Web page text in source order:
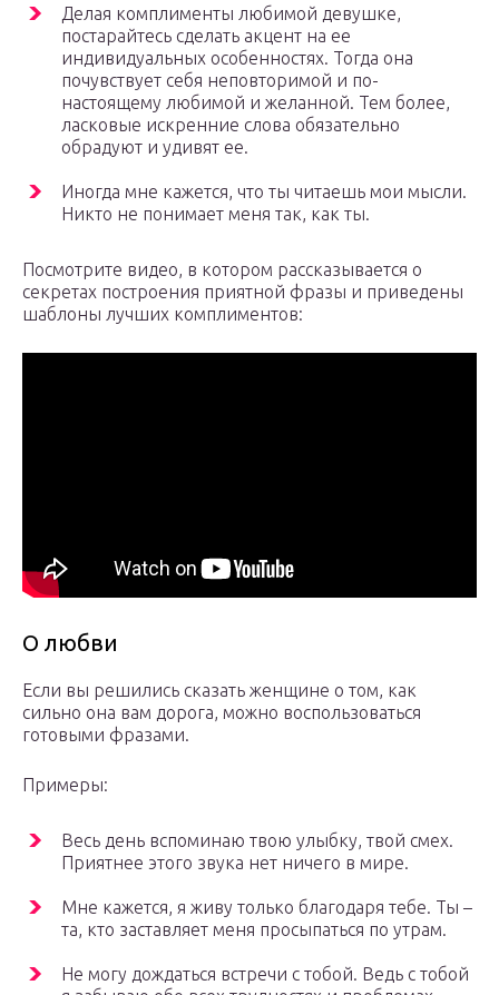
Делая комплименты любимой девушке,
постарайтесь сделать акцент на ее
индивидуальных особенностях. Тогда она
почувствует себя неповторимой и по-
настоящему любимой и желанной. Тем более,
ласковые искренние слова обязательно
обрадуют и удивят ее.
Иногда мне кажется, что ты читаешь мои мысли.
Никто не понимает меня так, как ты.
Посмотрите видео, в котором рассказывается о
секретах построения приятной фразы и приведены
шаблоны лучших комплиментов:
О любви
Если вы решились сказать женщине о том, как
сильно она вам дорога, можно воспользоваться
готовыми фразами.
Примеры:
Весь день вспоминаю твою улыбку, твой смех.
Приятнее этого звука нет ничего в мире.
Мне кажется, я живу только благодаря тебе. Ты –
та, кто заставляет меня просыпаться по утрам.
Не могу дождаться встречи с тобой. Ведь с тобой